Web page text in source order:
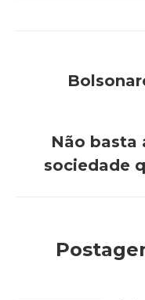
Não basta
sociedade